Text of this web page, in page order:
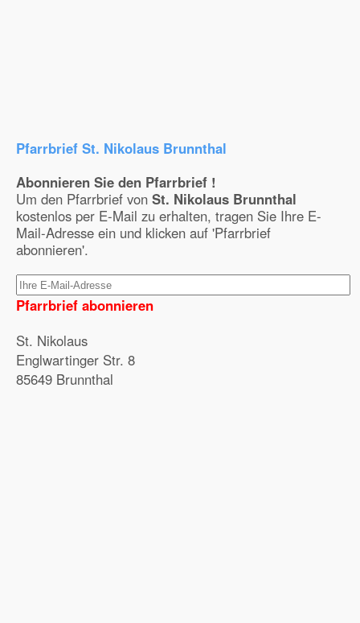
Pfarrbrief St. Nikolaus Brunnthal
Abonnieren Sie den Pfarrbrief !
Um den Pfarrbrief von St. Nikolaus Brunnthal
kostenlos per E-Mail zu erhalten, tragen Sie Ihre E-
Mail-Adresse ein und klicken auf 'Pfarrbrief
abonnieren'.
Pfarrbrief abonnieren
St. Nikolaus
Englwartinger Str. 8
85649 Brunnthal